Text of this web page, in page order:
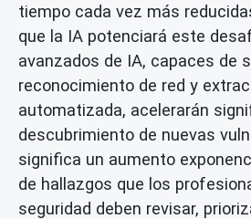
tiempo cada vez más
que la IA potenciará este
avanzados de IA, capaces de
reconocimiento de red y
automatizada, acelerarán
descubrimiento de nuevas
significa un aumento
de hallazgos que los
seguridad deben revisar,